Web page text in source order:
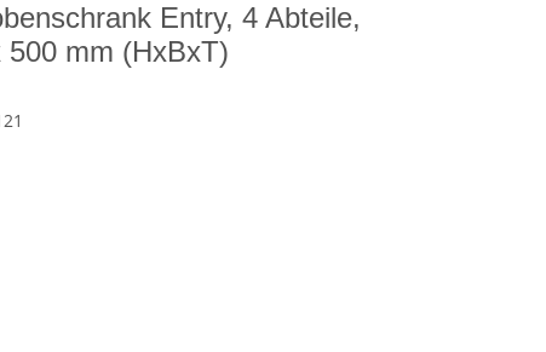
Entry, 4 Abteile,
500 mm (HxBxT)